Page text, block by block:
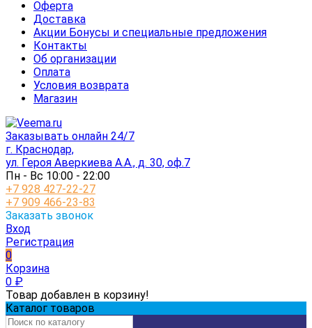
Оферта
Доставка
Акции Бонусы и специальные предложения
Контакты
Об организации
Оплата
Условия возврата
Магазин
Заказывать онлайн 24/7
г. Краснодар,
ул. Героя Аверкиева А.А., д. 30, оф.7
Пн - Вс 10:00 - 22:00
+7 928 427-22-27
+7 909 466-23-83
Заказать звонок
Вход
Регистрация
0
Корзина
0 ₽
Товар добавлен в корзину!
Каталог товаров